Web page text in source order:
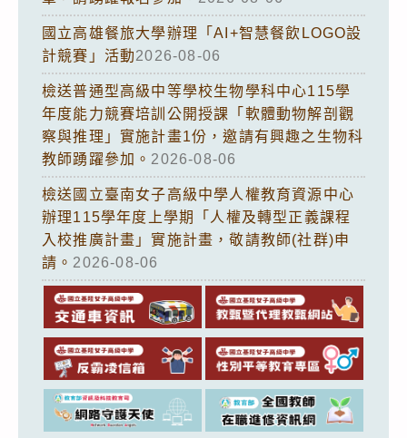
國立高雄餐旅大學辦理「AI+智慧餐飲LOGO設
計競賽」活動2026-08-06
檢送普通型高級中等學校生物學科中心115學
年度能力競賽培訓公開授課「軟體動物解剖觀
察與推理」實施計畫1份，邀請有興趣之生物科
教師踴躍參加。 2026-08-06
檢送國立臺南女子高級中學人權教育資源中心
辦理115學年度上學期「人權及轉型正義課程
入校推廣計畫」實施計畫，敬請教師(社群)申
請。 2026-08-06